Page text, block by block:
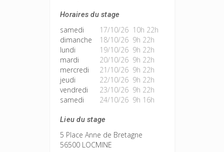
Horaires du stage
samedi
17/10/26 10h 22h
dimanche
18/10/26 9h 22h
lundi
19/10/26 9h 22h
mardi
20/10/26 9h 22h
mercredi
21/10/26 9h 22h
jeudi
22/10/26 9h 22h
vendredi
23/10/26 9h 22h
samedi
24/10/26 9h 16h
Lieu du stage
5 Place Anne de Bretagne
56500 LOCMINE